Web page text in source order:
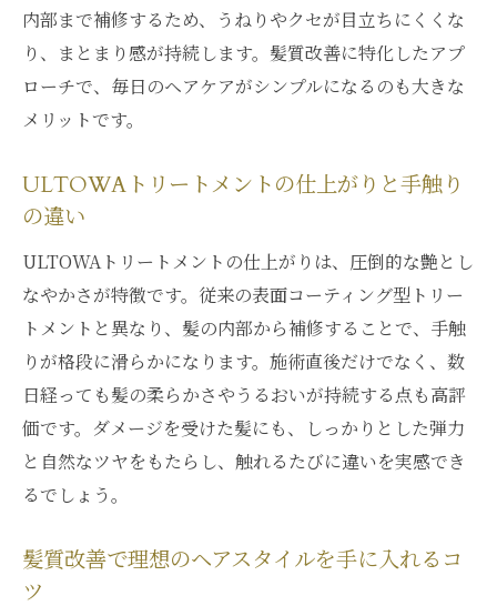
内部まで補修するため、うねりやクセが目立ちにくくな
り、まとまり感が持続します。髪質改善に特化したアプ
ローチで、毎日のヘアケアがシンプルになるのも大きな
メリットです。
ULTOWAトリートメントの仕上がりと手触り
の違い
ULTOWAトリートメントの仕上がりは、圧倒的な艶とし
なやかさが特徴です。従来の表面コーティング型トリー
トメントと異なり、髪の内部から補修することで、手触
りが格段に滑らかになります。施術直後だけでなく、数
日経っても髪の柔らかさやうるおいが持続する点も高評
価です。ダメージを受けた髪にも、しっかりとした弾力
と自然なツヤをもたらし、触れるたびに違いを実感でき
るでしょう。
髪質改善で理想のヘアスタイルを手に入れるコ
ツ